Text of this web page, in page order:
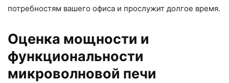
потребностям вашего офиса и прослужит долгое время.
Оценка мощности и
функциональности
микроволновой печи